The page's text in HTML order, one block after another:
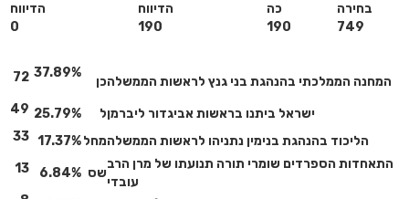
בחירה
כה
הדיווח
הדיווח
749
190
190
המחנה הממלכתי בהנהגת בני גנץ לראשות הממשלהכן
37.89%
72
ישראל ביתנו בראשות אביגדור ליברמןל 25.79%
49
הליכוד בהנהגת בנימין נתניהו לראשות הממשלהמחל17.37%
33
התאחדות הספרדים שומרי תורה תנועתו של מרן הרב
עובדי
שס 6.84%
13